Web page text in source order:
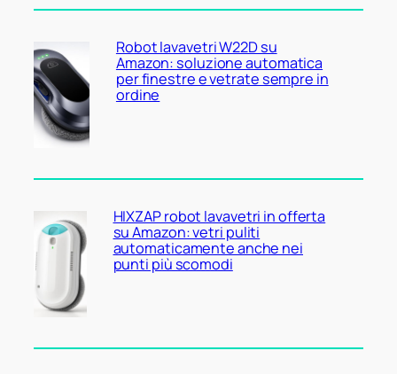
Robot lavavetri W22D su
Amazon: soluzione automatica
per finestre e vetrate sempre in
ordine
HIXZAP robot lavavetri in offerta
su Amazon: vetri puliti
automaticamente anche nei
punti più scomodi